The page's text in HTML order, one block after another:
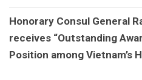
Honorary Consul General
receives “Outstanding
Position among Vietnam’s